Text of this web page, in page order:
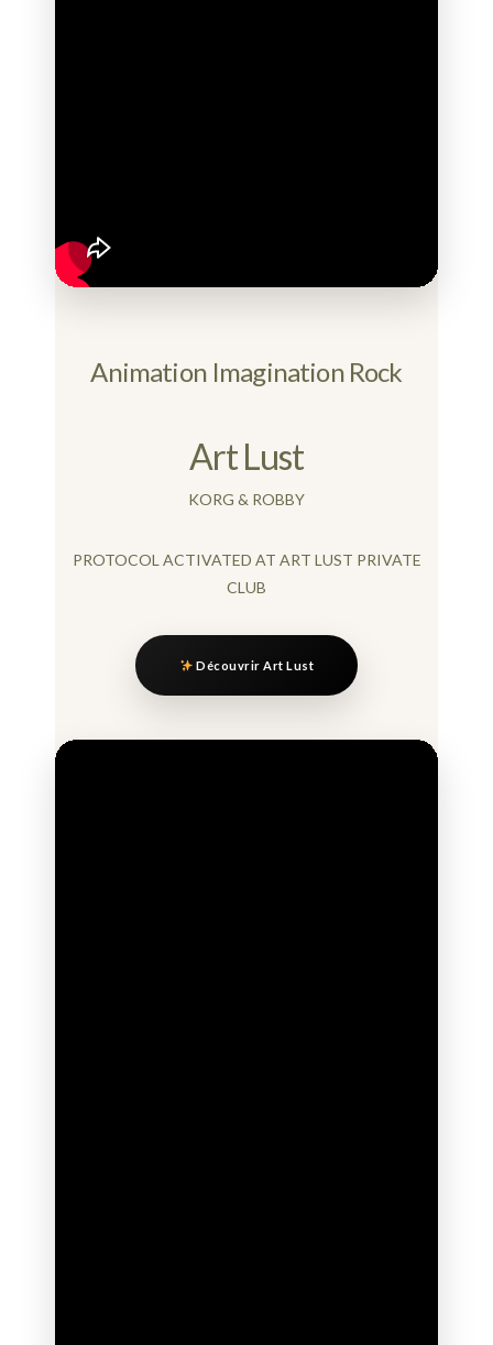
Animation Imagination Rock
Art Lust
KORG & ROBBY
PROTOCOL ACTIVATED AT ART LUST PRIVATE
CLUB
Découvrir Art Lust